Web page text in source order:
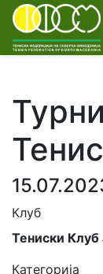
Тенис
Клуб
Тениски Клуб
Категорија